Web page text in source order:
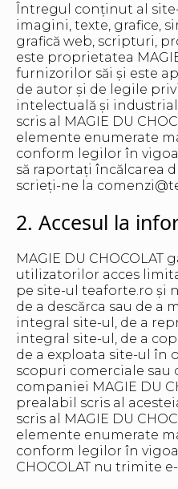
Întregul conținut al
imagini, texte, grafice,
grafică web, scripturi,
este proprietatea
furnizorilor săi și este
de autor și de legile
intelectuală și
scris al MAGIE DU
elemente enumerate
conform legilor în
să raportați încălcarea
scrieți-ne la
2. Accesul la
MAGIE DU CHOCOLAT
utilizatorilor acces
pe site-ul teaforte.ro și
de a descărca sau de a
integral site-ul, de a
integral site-ul, de a
de a exploata site-ul în
scopuri comerciale
companiei MAGIE DU
prealabil scris al
scris al MAGIE DU
elemente enumerate
conform legilor în
CHOCOLAT nu trimite